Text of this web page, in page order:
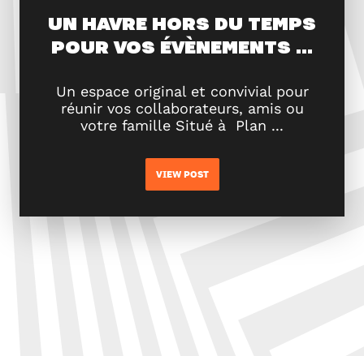
UN HAVRE HORS DU TEMPS
POUR VOS ÉVÈNEMENTS …
Un espace original et convivial pour
réunir vos collaborateurs, amis ou
votre famille Situé à Plan ...
VIEW POST